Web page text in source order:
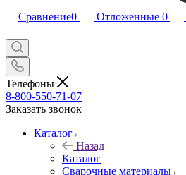
Сравнение0 Отложенные 0
Телефоны
8-800-550-71-07
Заказать звонок
Каталог
Назад
Каталог
Сварочные материалы